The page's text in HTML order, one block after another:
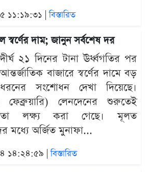
১১:১৯:৩১ |বিস্তারিত
দাম; জানুন সর্বশেষ দর
দীর্ঘ ২১ দিনের টানা ঊর্ধ্বগতির পর
আন্তর্জাতিক বাজারে স্বর্ণের দামে বড়
ধরনের সংশোধন দেখা দিয়েছে।
লেনদেনের শুরুতেই
লক্ষ্য করা গেছে। মূলত
মধ্যে অর্জিত মুনাফা...
১৪:২৪:৫৯ |বিস্তারিত